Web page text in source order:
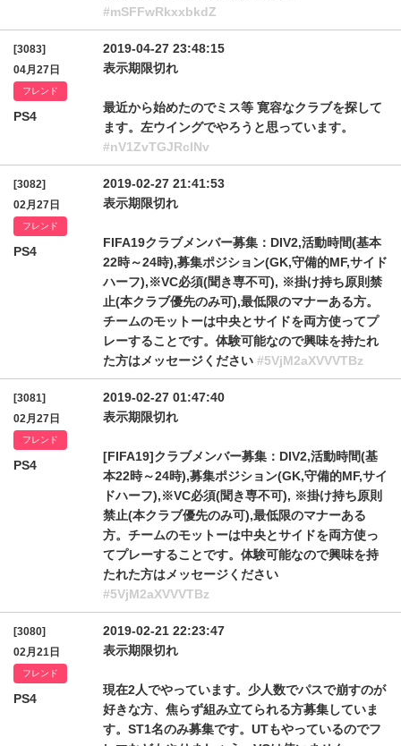
#mSFFwRkxxbkdZ
[3083]
04月27日
フレンド
PS4
2019-04-27 23:48:15
表示期限切れ
最近から始めたのでミス等 寛容なクラブを探して
ます。左ウイングでやろうと思っています。
#nV1ZvTGJRclNv
[3082]
02月27日
フレンド
PS4
2019-02-27 21:41:53
表示期限切れ
FIFA19クラブメンバー募集：DIV2,活動時間(基本
22時～24時),募集ポジション(GK,守備的MF,サイド
ハーフ),※VC必須(聞き専不可), ※掛け持ち原則禁
止(本クラブ優先のみ可),最低限のマナーある方。
チームのモットーは中央とサイドを両方使ってプ
レーすることです。体験可能なので興味を持たれ
た方はメッセージください #5VjM2aXVVVTBz
[3081]
02月27日
フレンド
PS4
2019-02-27 01:47:40
表示期限切れ
[FIFA19]クラブメンバー募集：DIV2,活動時間(基
本22時～24時),募集ポジション(GK,守備的MF,サイ
ドハーフ),※VC必須(聞き専不可), ※掛け持ち原則
禁止(本クラブ優先のみ可),最低限のマナーある
方。チームのモットーは中央とサイドを両方使っ
てプレーすることです。体験可能なので興味を持
たれた方はメッセージください
#5VjM2aXVVVTBz
[3080]
02月21日
フレンド
PS4
2019-02-21 22:23:47
表示期限切れ
現在2人でやっています。少人数でパスで崩すのが
好きな方、焦らず組み立てられる方募集していま
す。ST1名のみ募集です。UTもやっているのでフ